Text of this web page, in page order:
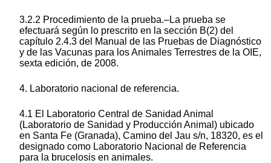
3.2.2 Procedimiento de la prueba.–La prueba se
efectuará según lo prescrito en la sección B(2) del
capítulo 2.4.3 del Manual de las Pruebas de Diagnóstico
y de las Vacunas para los Animales Terrestres de la OIE,
sexta edición, de 2008.
4. Laboratorio nacional de referencia.
4.1 El Laboratorio Central de Sanidad Animal
(Laboratorio de Sanidad y Producción Animal) ubicado
en Santa Fe (Granada), Camino del Jau s/n, 18320, es el
designado como Laboratorio Nacional de Referencia
para la brucelosis en animales.